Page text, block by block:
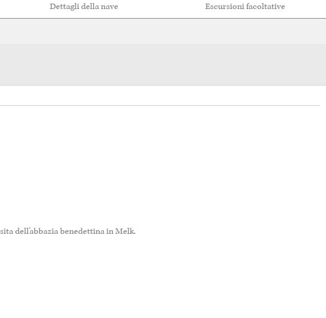
Dettagli della nave Escursioni facoltative
dell’abbazia benedettina in Melk.